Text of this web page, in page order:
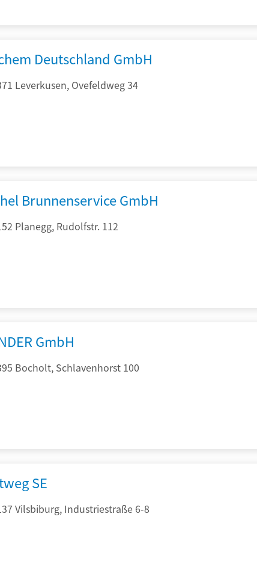
Deutschland GmbH
Leverkusen, Ovefeldweg 34
Brunnenservice GmbH
Planegg, Rudolfstr. 112
GmbH
Bocholt, Schlavenhorst 100
SE
Vilsbiburg, Industriestraße 6-8